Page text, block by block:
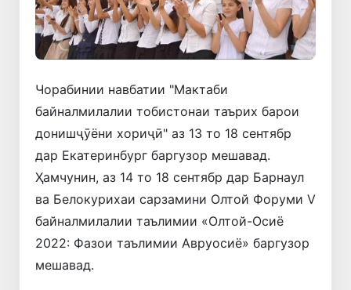
Чорабинии навбатии "Мактаби
байналмилалии тобистонаи таърих барои
донишҷӯёни хориҷӣ" аз 13 то 18 сентябр
дар Екатеринбург баргузор мешавад.
Ҳамчунин, аз 14 то 18 сентябр дар Барнаул
ва Белокурихаи сарзамини Олтой Форуми V
байналмилалии таълимии «Олтой-Осиё
2022: Фазои таълимии Авруосиё» баргузор
мешавад.